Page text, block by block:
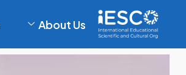
About Us